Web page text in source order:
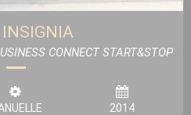
INSIGNIA
CONNECT START&STOP
5P
2014